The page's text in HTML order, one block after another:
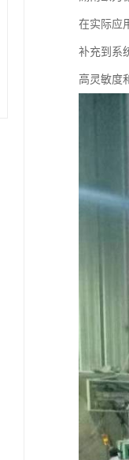
在实际应
补充到系
高灵敏度